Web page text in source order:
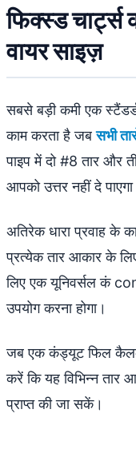
फिक्स्ड
वायर साइज़
सबसे बड़ी कमी एक
काम करता है जबसभी
पाइप में दो #8 तार और
आपको उत्तर नहीं दे
अतिरेक धारा प्रवाह के
प्रत्येक तार आकार के
लिए एक यूनिवर्सल कं
उपयोग करना होगा।
जब एक कंड्यूट फिल
करें कि यह विभिन्न तार
प्राप्त की जा सकें।